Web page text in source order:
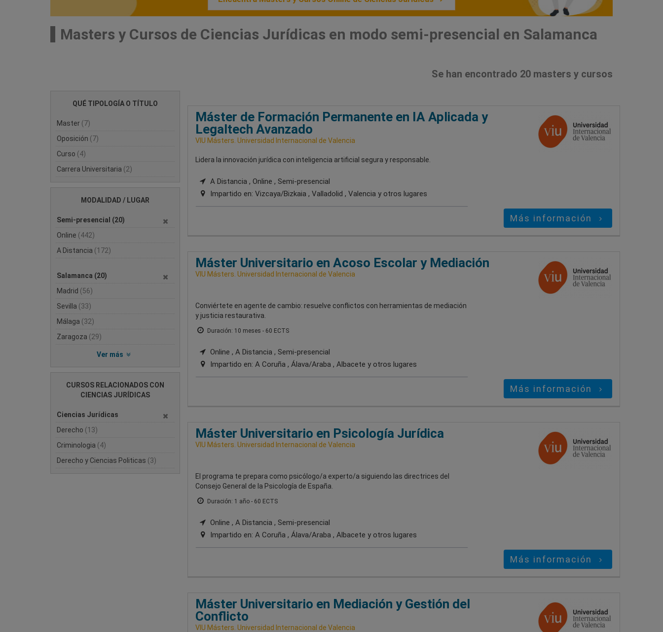
Masters y Cursos de Ciencias Jurídicas en modo semi-presencial en Salamanca
Se han encontrado 20 masters y cursos
QUÉ TIPOLOGÍA O TÍTULO
Master (7)
Oposición (7)
Curso (4)
Carrera Universitaria (2)
MODALIDAD / LUGAR
Semi-presencial (20)
Online (442)
A Distancia (172)
Salamanca (20)
Madrid (56)
Sevilla (33)
Málaga (32)
Zaragoza (29)
Ver más
CURSOS RELACIONADOS CON
CIENCIAS JURÍDICAS
Ciencias Jurídicas
Derecho (13)
Criminologia (4)
Derecho y Ciencias Politicas (3)
Máster de Formación Permanente en IA Aplicada y
Legaltech Avanzado
VIU Másters. Universidad Internacional de Valencia
Lidera la innovación jurídica con inteligencia artificial segura y responsable.
A Distancia , Online , Semi-presencial
Impartido en: Vizcaya/Bizkaia , Valladolid , Valencia y otros lugares
Más información
Máster Universitario en Acoso Escolar y Mediación
VIU Másters. Universidad Internacional de Valencia
Conviértete en agente de cambio: resuelve conflictos con herramientas de mediación
y justicia restaurativa.
Duración: 10 meses - 60 ECTS
Online , A Distancia , Semi-presencial
Impartido en: A Coruña , Álava/Araba , Albacete y otros lugares
Más información
Máster Universitario en Psicología Jurídica
VIU Másters. Universidad Internacional de Valencia
El programa te prepara como psicólogo/a experto/a siguiendo las directrices del
Consejo General de la Psicología de España.
Duración: 1 año - 60 ECTS
Online , A Distancia , Semi-presencial
Impartido en: A Coruña , Álava/Araba , Albacete y otros lugares
Más información
Máster Universitario en Mediación y Gestión del
Conflicto
VIU Másters. Universidad Internacional de Valencia